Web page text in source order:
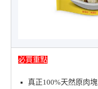
必買重點
真正100%天然原肉塊